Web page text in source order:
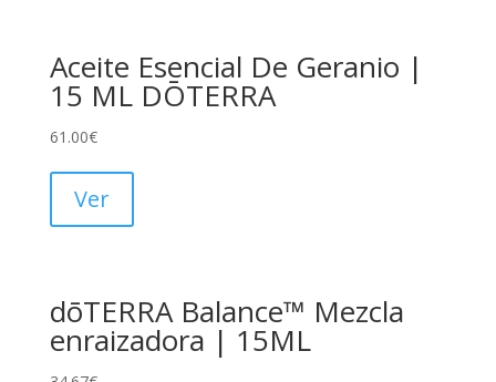
Aceite Esencial De Geranio |
15 ML DŌTERRA
61.00€
Ver
dōTERRA Balance™ Mezcla
enraizadora | 15ML